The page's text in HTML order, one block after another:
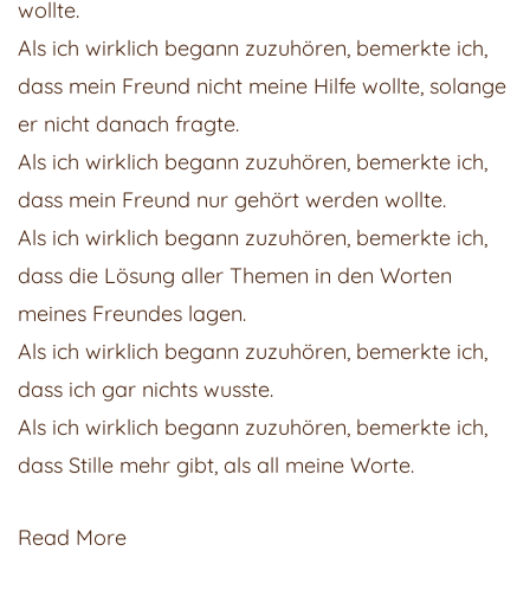
wollte.
Als ich wirklich begann zuzuhören, bemerkte ich,
dass mein Freund nicht meine Hilfe wollte, solange
er nicht danach fragte.
Als ich wirklich begann zuzuhören, bemerkte ich,
dass mein Freund nur gehört werden wollte.
Als ich wirklich begann zuzuhören, bemerkte ich,
dass die Lösung aller Themen in den Worten
meines Freundes lagen.
Als ich wirklich begann zuzuhören, bemerkte ich,
dass ich gar nichts wusste.
Als ich wirklich begann zuzuhören, bemerkte ich,
dass Stille mehr gibt, als all meine Worte.
Read More